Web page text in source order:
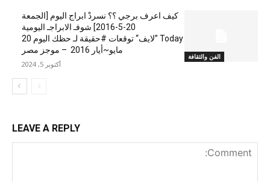
الفن والثقافة
كيف اعرف برجي ؟؟ نسردْ ابراج اليوم [الجمعة
20-5-2016] شوفـ الابراجـ اليومية
Today ”لايف“ توقعات #حقيقة لـ حظك اليوم 20
مايو~أيار 2016 – موجز مصر
أكتوبر 5, 2024
LEAVE A REPLY